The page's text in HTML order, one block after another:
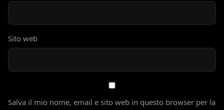
Sito web
Salva il mio nome, email e sito web in questo browser per la